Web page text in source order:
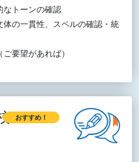
なトーンの確認
体の一貫性、スペルの確認・統
要望があれば）